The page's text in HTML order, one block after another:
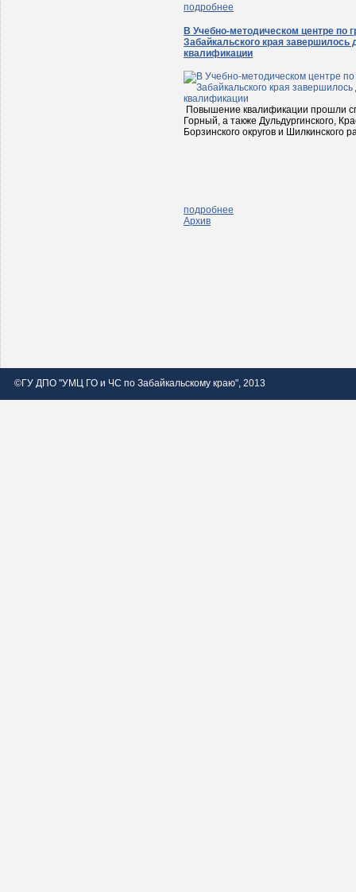
подробнее
В Учебно-методическом центре по
Забайкальского края
квалификации
Повышение квалификации прошли
Горный, а также Дульдургинского,
Борзинского округов и Шилкинского
подробнее
Архив
©ГУ ДПО "УМЦ ГО и ЧС по Забайкальскому краю", 2013